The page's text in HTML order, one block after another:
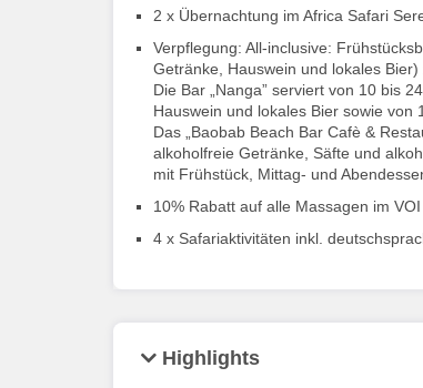
2 x Übernachtung im Africa Safari
Verpflegung: All-inclusive:
Getränke, Hauswein und lokales
Die Bar „Nanga” serviert von 10 bis
Hauswein und lokales Bier sowie von
Das „Baobab Beach Bar Cafè &
alkoholfreie Getränke, Säfte und
mit Frühstück, Mittag- und
10% Rabatt auf alle Massagen im
4 x Safariaktivitäten inkl.
Highlights